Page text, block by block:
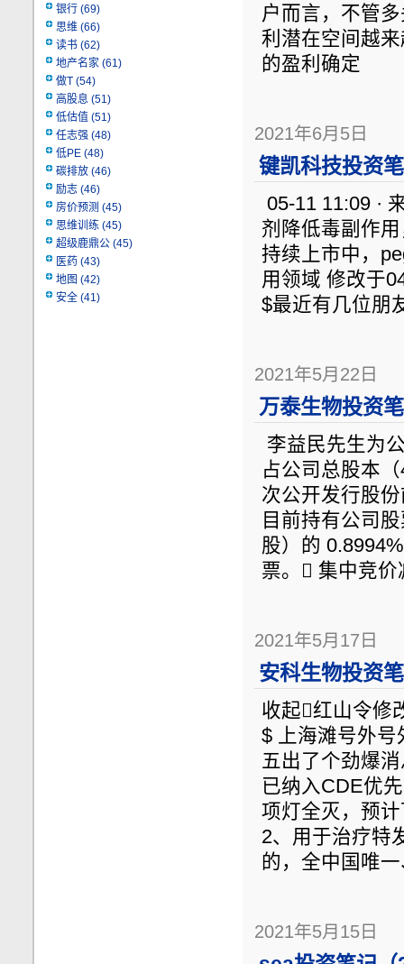
银行 (69)
思维 (66)
读书 (62)
地产名家 (61)
做T (54)
高股息 (51)
低估值 (51)
任志强 (48)
低PE (48)
碳排放 (46)
励志 (46)
房价预测 (45)
思维训练 (45)
超级鹿鼎公 (45)
医药 (43)
地图 (42)
安全 (41)
户而言，不管
利潜在空间越
的盈利确定
2021年6月5日
键凯科技投资
05-11 11:09 ·
剂降低毒副作
持续上市中，
用领域 修改于
$最近有几位朋
2021年5月22日
万泰生物投资
李益民先生为
占公司总股本
次公开发行股
目前持有公司
股）的
票。 集中竞价
2021年5月17日
安科生物投资
收起红山令修
$ 上海滩号外号
五出了个劲爆
已纳入CDE优
项灯全灭，预
2、用于治疗特
的，全中国唯
2021年5月15日